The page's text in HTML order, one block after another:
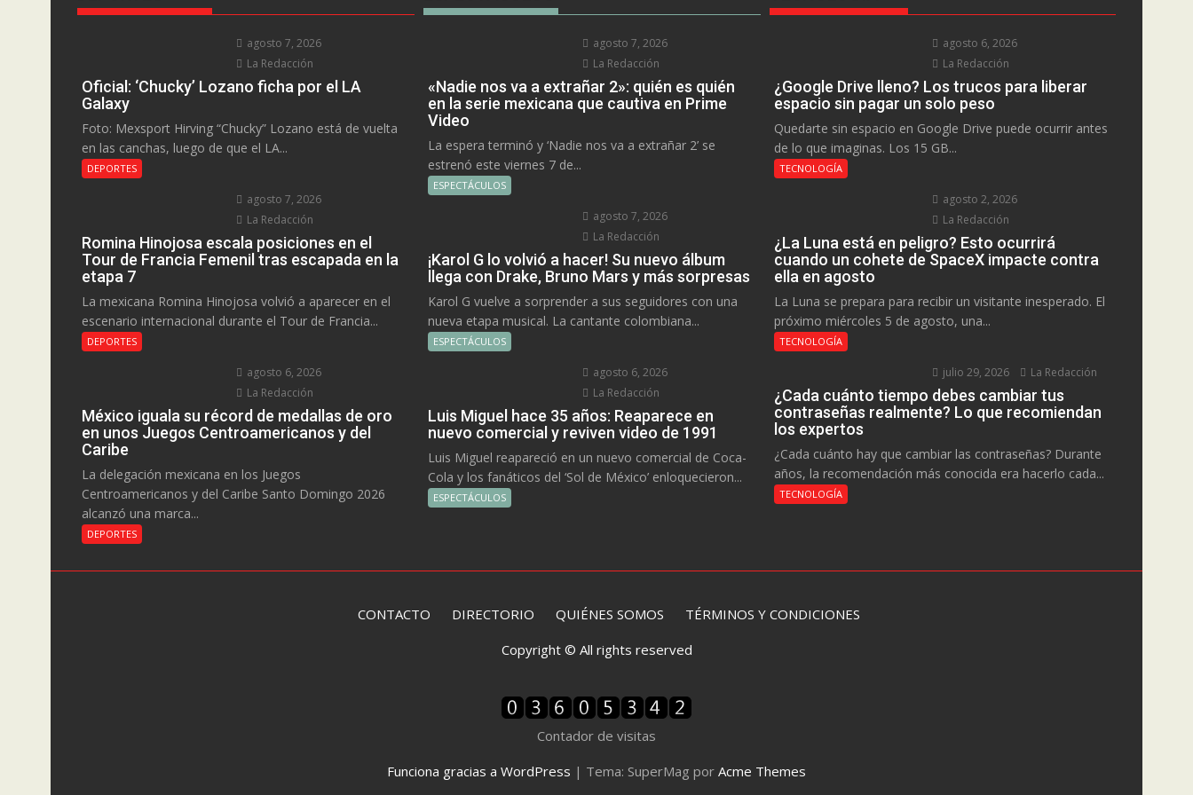
agosto 7, 2026
La Redacción
Oficial: ‘Chucky’ Lozano ficha por el LA
Galaxy
Foto: Mexsport Hirving “Chucky” Lozano está de vuelta
en las canchas, luego de que el LA...
DEPORTES
agosto 7, 2026
La Redacción
Romina Hinojosa escala posiciones en el
Tour de Francia Femenil tras escapada en la
etapa 7
La mexicana Romina Hinojosa volvió a aparecer en el
escenario internacional durante el Tour de Francia...
DEPORTES
agosto 6, 2026
La Redacción
México iguala su récord de medallas de oro
en unos Juegos Centroamericanos y del
Caribe
La delegación mexicana en los Juegos
Centroamericanos y del Caribe Santo Domingo 2026
alcanzó una marca...
DEPORTES
agosto 7, 2026
La Redacción
«Nadie nos va a extrañar 2»: quién es quién
en la serie mexicana que cautiva en Prime
Video
La espera terminó y ‘Nadie nos va a extrañar 2’ se
estrenó este viernes 7 de...
ESPECTÁCULOS
agosto 7, 2026
La Redacción
¡Karol G lo volvió a hacer! Su nuevo álbum
llega con Drake, Bruno Mars y más sorpresas
Karol G vuelve a sorprender a sus seguidores con una
nueva etapa musical. La cantante colombiana...
ESPECTÁCULOS
agosto 6, 2026
La Redacción
Luis Miguel hace 35 años: Reaparece en
nuevo comercial y reviven video de 1991
Luis Miguel reapareció en un nuevo comercial de Coca-
Cola y los fanáticos del ‘Sol de México’ enloquecieron...
ESPECTÁCULOS
agosto 6, 2026
La Redacción
¿Google Drive lleno? Los trucos para liberar
espacio sin pagar un solo peso
Quedarte sin espacio en Google Drive puede ocurrir antes
de lo que imaginas. Los 15 GB...
TECNOLOGÍA
agosto 2, 2026
La Redacción
¿La Luna está en peligro? Esto ocurrirá
cuando un cohete de SpaceX impacte contra
ella en agosto
La Luna se prepara para recibir un visitante inesperado. El
próximo miércoles 5 de agosto, una...
TECNOLOGÍA
julio 29, 2026 La Redacción
¿Cada cuánto tiempo debes cambiar tus
contraseñas realmente? Lo que recomiendan
los expertos
¿Cada cuánto hay que cambiar las contraseñas? Durante
años, la recomendación más conocida era hacerlo cada...
TECNOLOGÍA
CONTACTO DIRECTORIO QUIÉNES SOMOS TÉRMINOS Y CONDICIONES
Copyright © All rights reserved
Contador de visitas
Funciona gracias a WordPress | Tema: SuperMag por Acme Themes